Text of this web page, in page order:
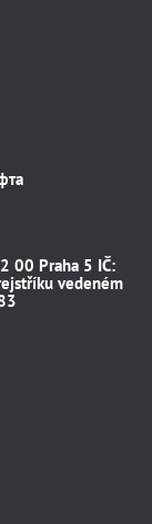
00 Praha 5 IČ:
vedeném